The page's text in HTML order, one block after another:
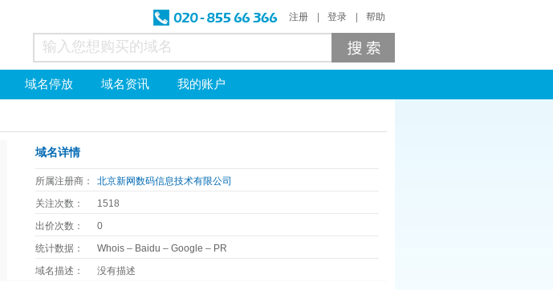
注册 登录 帮助
域名停放 域名资讯 我的账户
域名详情
所属注册商：
北京新网数码信息技术有限公司
关注次数：
1518
出价次数：
0
统计数据：
Whois – Baidu –Google – PR
域名描述：
没有描述